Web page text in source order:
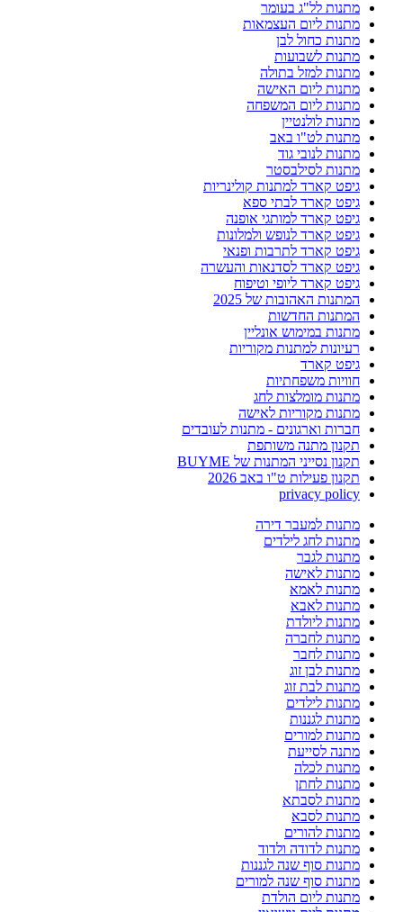
מתנות לל"ג בעומר
מתנות ליום העצמאות
מתנות כחול לבן
מתנות לשבועות
מתנות למזל בתולה
מתנות ליום האישה
מתנות ליום המשפחה
מתנות לולנטיין
מתנות לט"ו באב
מתנות לנובי גוד
מתנות לסילבסטר
גיפט קארד למתנות קולינריות
גיפט קארד לבתי ספא
גיפט קארד למותגי אופנה
גיפט קארד לנופש ולמלונות
גיפט קארד לתרבות ופנאי
גיפט קארד לסדנאות והעשרה
גיפט קארד ליופי וטיפוח
המתנות האהובות של 2025
המתנות החדשות
מתנות במימוש אונליין
רעיונות למתנות מקוריות
גיפט קארד
חוויות משפחתיות
מתנות מומלצות לחג
מתנות מקוריות לאישה
חברות וארגונים - מתנות לעובדים
תקנון מתנה משותפת
תקנון נסייני המתנות של BUYME
תקנון פעילות ט"ו באב 2026
privacy policy
מתנות למעבר דירה
מתנות לחג לילדים
מתנות לגבר
מתנות לאישה
מתנות לאמא
מתנות לאבא
מתנות ליולדת
מתנות לחברה
מתנות לחבר
מתנות לבן זוג
מתנות לבת זוג
מתנות לילדים
מתנות לגננות
מתנות למורים
מתנה לסייעת
מתנות לכלה
מתנות לחתן
מתנות לסבתא
מתנות לסבא
מתנות להורים
מתנות לדודה ולדוד
מתנות סוף שנה לגננות
מתנות סוף שנה למורים
מתנות ליום הולדת